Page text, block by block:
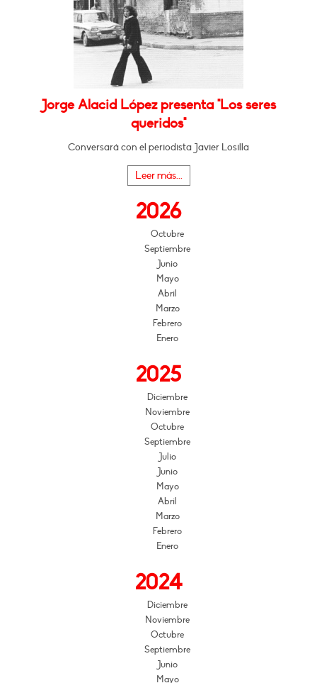
Jorge Alacid López presenta "Los seres
queridos"
Conversará con el periodista Javier Losilla
Leer más...
2026
Octubre
Septiembre
Junio
Mayo
Abril
Marzo
Febrero
Enero
2025
Diciembre
Noviembre
Octubre
Septiembre
Julio
Junio
Mayo
Abril
Marzo
Febrero
Enero
2024
Diciembre
Noviembre
Octubre
Septiembre
Junio
Mayo